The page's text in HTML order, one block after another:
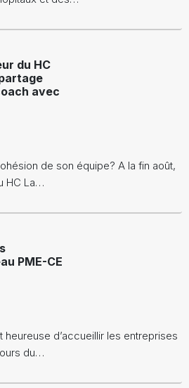
du HC
avec
de son équipe? A la fin août,
HC La…
PME-CE
heureuse d’accueillir les entreprises
du…